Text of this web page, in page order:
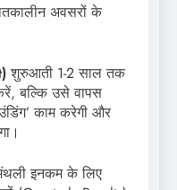
अवसरों के
शुरुआती 1-2 साल तक
बल्कि उसे वापस
काम करेगी और
इनकम के लिए